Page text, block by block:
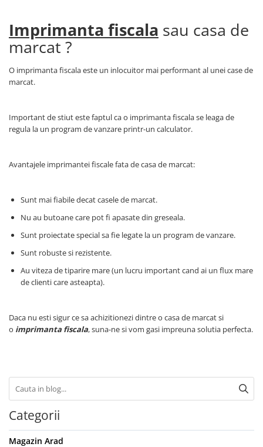
Imprimanta fiscala sau casa de
marcat ?
O imprimanta fiscala este un inlocuitor mai performant al unei case de
marcat.
Important de stiut este faptul ca o imprimanta fiscala se leaga de
regula la un program de vanzare printr-un calculator.
Avantajele imprimantei fiscale fata de casa de marcat:
Sunt mai fiabile decat casele de marcat.
Nu au butoane care pot fi apasate din greseala.
Sunt proiectate special sa fie legate la un program de vanzare.
Sunt robuste si rezistente.
Au viteza de tiparire mare (un lucru important cand ai un flux mare
de clienti care asteapta).
Daca nu esti sigur ce sa achizitionezi dintre o casa de marcat si
o imprimanta fiscala, suna-ne si vom gasi impreuna solutia perfecta.
Categorii
Magazin Arad